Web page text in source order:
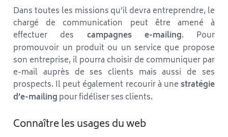
Dans toutes les missions qu’il devra entreprendre, le
chargé de communication peut être amené à
effectuer des campagnes e-mailing. Pour
promouvoir un produit ou un service que propose
son entreprise, il pourra choisir de communiquer par
e-mail auprès de ses clients mais aussi de ses
prospects. Il peut également recourir à unestratégie
d’e-mailingpour fidéliser ses clients.
Connaître les usages du web